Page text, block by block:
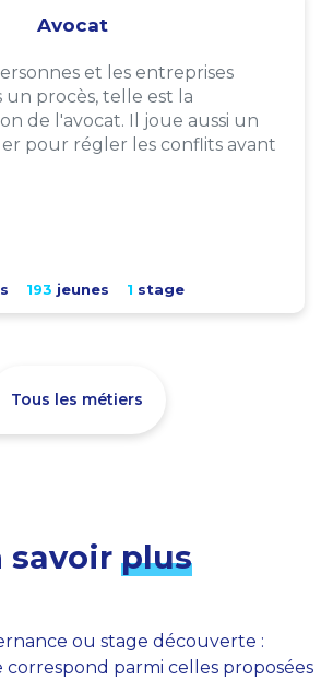
Avocat
et les entreprises
un procès, telle est la
de l'avocat. Il joue aussi un
pour régler les conflits avant
193 jeunes 1 stage
Tous les métiers
savoir plus
ou stage découverte :
parmi celles proposées